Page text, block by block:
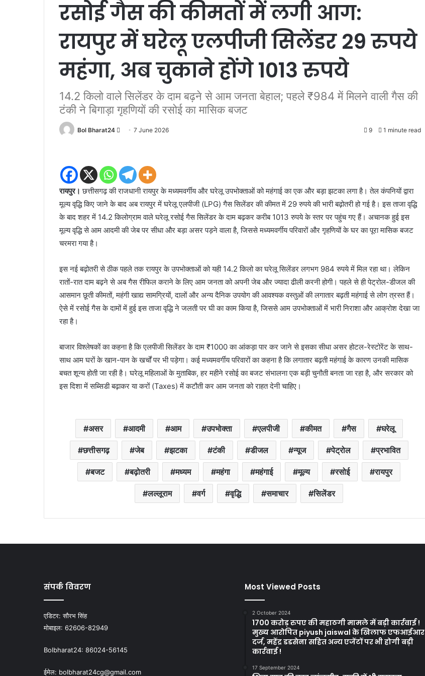
रसोई गैस की कीमतों में लगी आग:
रायपुर में घरेलू एलपीजी सिलेंडर 29 रुपये
महंगा, अब चुकाने होंगे 1013 रुपये
14.2 किलो वाले सिलेंडर के दाम बढ़ने से आम जनता बेहाल; पहले ₹984 में मिलने वाली गैस की
टंकी ने बिगाड़ा गृहणियों की रसोई का मासिक बजट
Bol Bharat24
Send7 June 2026 9 1 minute read
रायपुर। छत्तीसगढ़ की राजधानी रायपुर के मध्यमवर्गीय और घरेलू उपभोक्ताओं को महंगाई का एक और बड़ा झटका लगा है। तेल कंपनियों द्वारा
मूल्य वृद्धि किए जाने के बाद अब रायपुर में घरेलू एलपीजी (LPG) गैस सिलेंडर की कीमत में 29 रुपये की भारी बढ़ोतरी हो गई है। इस ताजा वृद्धि
के बाद शहर में 14.2 किलोग्राम वाले घरेलू रसोई गैस सिलेंडर के दाम बढ़कर करीब 1013 रुपये के स्तर पर पहुंच गए हैं। अचानक हुई इस
मूल्य वृद्धि से आम आदमी की जेब पर सीधा और बड़ा असर पड़ने वाला है, जिससे मध्यमवर्गीय परिवारों और गृहणियों के घर का पूरा मासिक बजट
चरमरा गया है।
इस नई बढ़ोतरी से ठीक पहले तक रायपुर के उपभोक्ताओं को यही 14.2 किलो का घरेलू सिलेंडर लगभग 984 रुपये में मिल रहा था। लेकिन
रातों-रात दाम बढ़ने से अब गैस रीफिल कराने के लिए आम जनता को अपनी जेब और ज्यादा ढीली करनी होगी। पहले से ही पेट्रोल-डीजल की
आसमान छूती कीमतों, महंगी खाद्य सामग्रियों, दालों और अन्य दैनिक उपयोग की आवश्यक वस्तुओं की लगातार बढ़ती महंगाई से लोग त्रस्त हैं।
ऐसे में रसोई गैस के दामों में हुई इस ताजा वृद्धि ने जलती पर घी का काम किया है, जिससे आम उपभोक्ताओं में भारी निराशा और आक्रोश देखा जा
रहा है।
बाजार विश्लेषकों का कहना है कि एलपीजी सिलेंडर के दाम ₹1000 का आंकड़ा पार कर जाने से इसका सीधा असर होटल-रेस्टोरेंट के साथ-
साथ आम घरों के खान-पान के खर्चों पर भी पड़ेगा। कई मध्यमवर्गीय परिवारों का कहना है कि लगातार बढ़ती महंगाई के कारण उनकी मासिक
बचत शून्य होती जा रही है। घरेलू महिलाओं के मुताबिक, हर महीने रसोई का बजट संभालना एक बड़ी चुनौती बनता जा रहा है, और सरकार को
इस दिशा में सब्सिडी बढ़ाकर या करों (Taxes) में कटौती कर आम जनता को राहत देनी चाहिए।
असर आदमी आम उपभोक्ता एलपीजी कीमत गैस घरेलू
छत्तीसगढ़ जेब झटका टंकी डीजल न्यूज पेट्रोल प्रभावित
बजट बढ़ोतरी मध्यम महंगा महंगाई मूल्य रसोई रायपुर
लल्लूराम वर्ग वृद्धि समाचार सिलेंडर
संपर्क विवरण
एडिटर:सौरभ सिंह
मोबाइल: 62606-82949
Bolbharat24: 86024-56145
ईमेल: bolbharat24cg@gmail.com
Most Viewed Posts
2 October 2024
1700 करोड़ रुपए की महाठगी मामले में बड़ी कार्रवाई !
मुख्य आरोपित piyush jaiswal के खिलाफ एफआईआर
दर्ज, महेंद्र डडसेना सहित अन्य एजेंटों पर भी होगी बड़ी
कार्रवाई !
17 September 2024